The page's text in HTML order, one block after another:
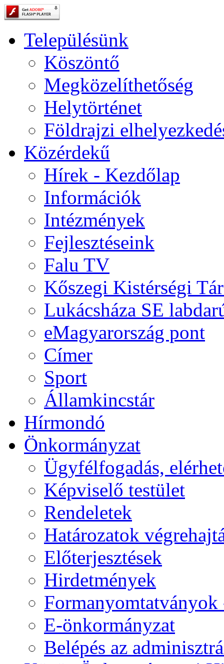
Településünk
Köszöntő
Megközelíthetőség
Helytörténet
Földrajzi
Közérdekű
Hírek - Kezdőlap
Információk
Intézmények
Fejlesztéseink
Falu TV
Kőszegi Kistérségi
Lukácsháza SE
eMagyarország pont
Címer
Sport
Államkincstár
Hírmondó
Önkormányzat
Ügyfélfogadás,
Képviselő testület
Rendeletek
Határozatok
Előterjesztések
Hirdetmények
E-önkormányzat
Belépés az